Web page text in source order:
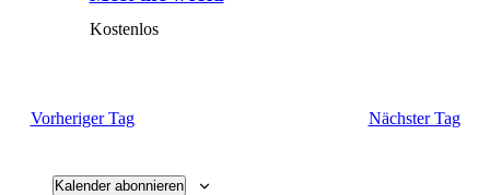
Kostenlos
Vorheriger Tag Nächster Tag
Kalender abonnieren